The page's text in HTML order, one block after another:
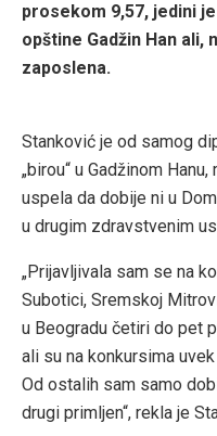
prosekom 9,57, jedini
opštine Gadžin Han ali,
zaposlena.
Stanković je od samog
„birou“ u Gadžinom
uspela da dobije ni u
u drugim zdravstvenim
„Prijavljivala sam se na
Subotici, Sremskoj
u Beogradu četiri do pet
ali su na konkursima
Od ostalih sam samo
drugi primljen“, rekla je